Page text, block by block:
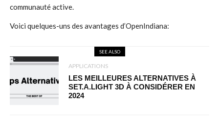
communauté active.
Voici quelques-uns des avantages d’OpenIndiana:
SEE ALSO
APPLICATIONS
LES MEILLEURES ALTERNATIVES À
SET.A.LIGHT 3D À CONSIDÉRER EN
2024